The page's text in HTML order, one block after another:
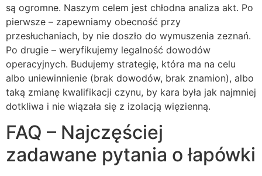
są ogromne. Naszym celem jest chłodna analiza akt. Po
pierwsze – zapewniamy obecność przy
przesłuchaniach, by nie doszło do wymuszenia zeznań.
Po drugie – weryfikujemy legalność dowodów
operacyjnych. Budujemy strategię, która ma na celu
albo uniewinnienie (brak dowodów, brak znamion), albo
taką zmianę kwalifikacji czynu, by kara była jak najmniej
dotkliwa i nie wiązała się z izolacją więzienną.
FAQ – Najczęściej
zadawane pytania o łapówki